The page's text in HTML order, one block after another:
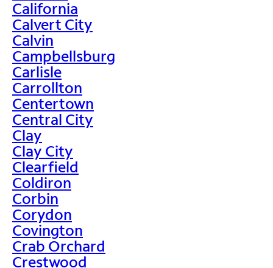
California
Calvert City
Calvin
Campbellsburg
Carlisle
Carrollton
Centertown
Central City
Clay
Clay City
Clearfield
Coldiron
Corbin
Corydon
Covington
Crab Orchard
Crestwood